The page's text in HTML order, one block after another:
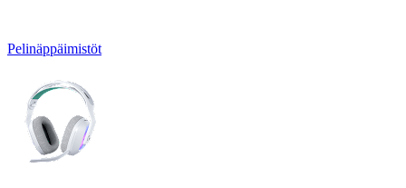
Pelinäppäimistöt